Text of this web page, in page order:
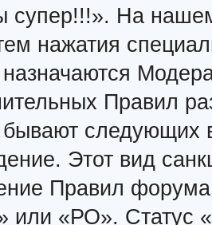
супер!!!». На
нажатия
Правил
следующих
Этот вид
Правил
или «РО». Статус